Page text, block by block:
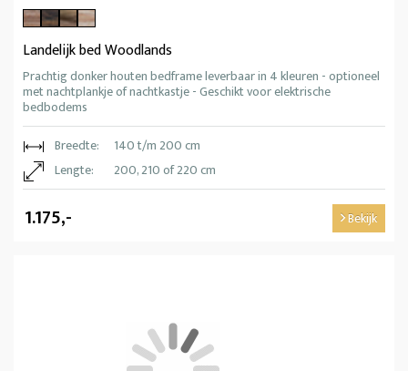
Landelijk bed Woodlands
Prachtig donker houten bedframe leverbaar in 4 kleuren - optioneel
met nachtplankje of nachtkastje - Geschikt voor elektrische
bedbodems
Breedte:
140 t/m 200 cm
Lengte:
200, 210 of 220 cm
1.175,- Bekijk